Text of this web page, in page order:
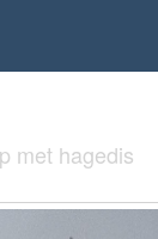
met hagedis